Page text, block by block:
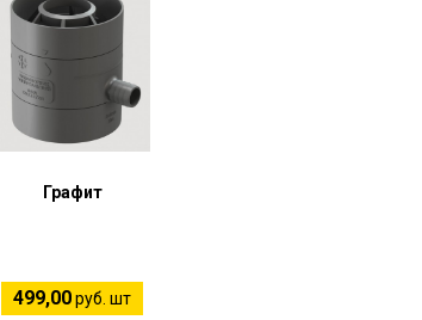
Графит
499,00руб. шт